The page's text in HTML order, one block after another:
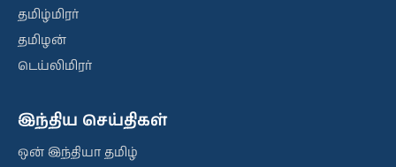
தமிழ்மிரர்
தமிழன்
டெய்லிமிரர்
இந்திய செய்திகள்
ஒன் இந்தியா தமிழ்